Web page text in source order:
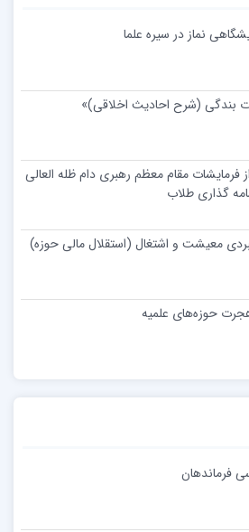
نماز در سیره علما
بندگی (شرح احادیث اخلاقی)»
فرمایشات مقام معظم رهبری دام ظله العالی
گذاری طلاب
معیشت و اشتغال (استقلال مالی حوزه)
حوزه‌های علمیه
فرماندهان